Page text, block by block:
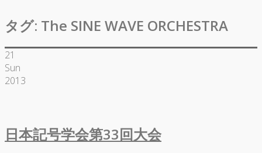
タグ: The SINE WAVE ORCHESTRA
21
Sun
2013
日本記号学会第33回大会